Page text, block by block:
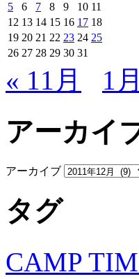
5
6 7 8 9 10 11
12 13 14 15 16 17 18
19 20 21 22 23 24 25
26 27 28 29 30 31
« 11月 1
アーカイ
アーカイブ
タグ
CAMP